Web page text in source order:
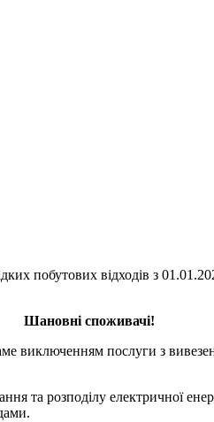
побутових відходів з
Шановні споживачі!
виключенням послуги з
та розподілу електричної